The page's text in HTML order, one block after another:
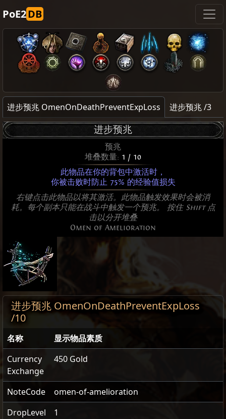
PoE2DB
进步预兆 OmenOnDeathPreventExpLoss 进步预兆 /3
进步预兆
预兆
堆叠数量: 1 / 10
此物品在你的背包中激活时，
你被击败时防止 75% 的经验值损失
右键点击此物品以将其激活。此物品触发效果时会被消
耗。每个副本只能在战斗中触发一个预兆。 按住 Shift 点
击以分开堆叠
Omen of Amelioration
进步预兆 OmenOnDeathPreventExpLoss
/10
名称
显示物品素质
Currency
Exchange
450 Gold
NoteCode
omen-of-amelioration
DropLevel
1